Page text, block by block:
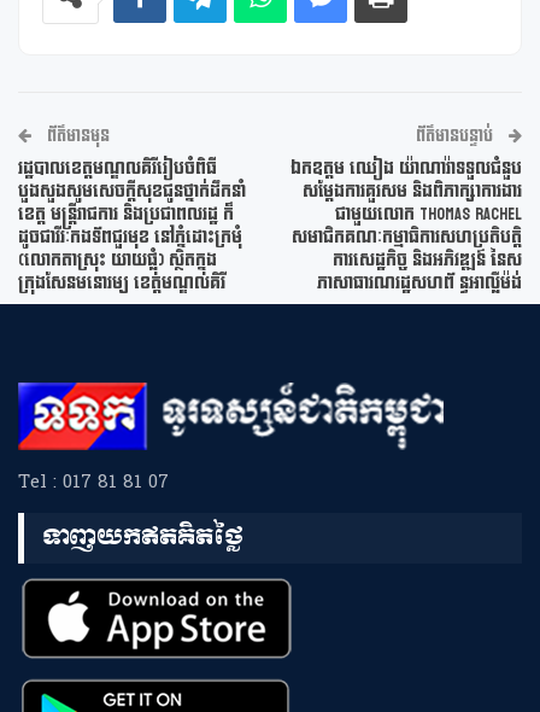
ព័ត៌មានមុន
រដ្ឋបាលខេត្តមណ្ឌលគិរីរៀបចំពិធី
បួងសួងសូមសេចក្ដីសុខជូនថ្នាក់ដឹកនាំ
ខេត្ត មន្ត្រីរាជការ និងប្រជាពលរដ្ឋ ក៏
ដូចជាវីរៈកងទ័ពជួរមុខ នៅភ្នំដោះក្រមុំ
(លោកតាស្រុះ យាយផ្លុំ) ស្ថិតក្នុង
ក្រុងសែនមនោរម្យ ខេត្តមណ្ឌលគិរី
ព័ត៌មានបន្ទាប់
ឯកឧត្តម ឈៀង យ៉ាណារ៉ាទទួលជំនួប
សម្ដែងការគួរសម និងពិភាក្សាការងារ
ជាមួយលោក Thomas Rachel
សមាជិកគណៈកម្មាធិការសហប្រតិបត្តិ
ការសេដ្ឋកិច្ច និងអភិវឌ្ឍន៍ នៃស
ភាសាធារណរដ្ឋសហព័ ន្ធអាល្លឺម៉ង់
Tel : 017 81 81 07
ទាញយកឥតគិតថ្លៃ